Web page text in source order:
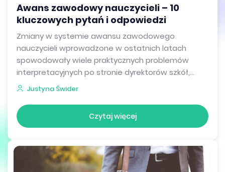
Awans zawodowy nauczycieli – 10
kluczowych pytań i odpowiedzi
Zmiany w systemie awansu zawodowego
nauczycieli wprowadzone w ostatnich latach
spowodowały wiele praktycznych problemów
interpretacyjnych po stronie dyrektorów szkół,...
Justyna Świder
Czytaj więcej